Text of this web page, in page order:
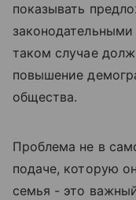
показывать
таком случае
повышение
общества.
Проблема не в
подаче, которую
семья - это